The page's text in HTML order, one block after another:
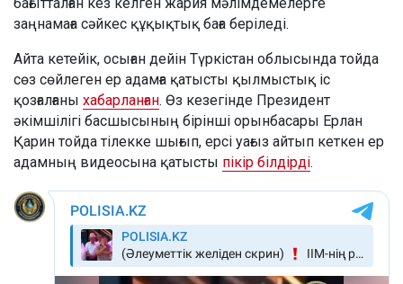
заңнамаға сәйкес құқықтық баға беріледі.
Айта кетейік, осыған дейін Түркістан облысында тойда
сөз сөйлеген ер адамға қатысты қылмыстық іс
қозғалғаны хабарланған. Өз кезегінде Президент
әкімшілігі басшысының бірінші орынбасары Ерлан
Қарин тойда тілекке шығып, ерсі уағыз айтып кеткен ер
адамның видеосына қатысты пікір білдірді.